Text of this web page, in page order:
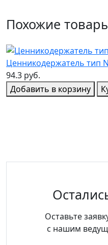
Похожие
Ценникодержатель тип
94.3 руб.
Добавить в корзину
Оставьте
с нашим